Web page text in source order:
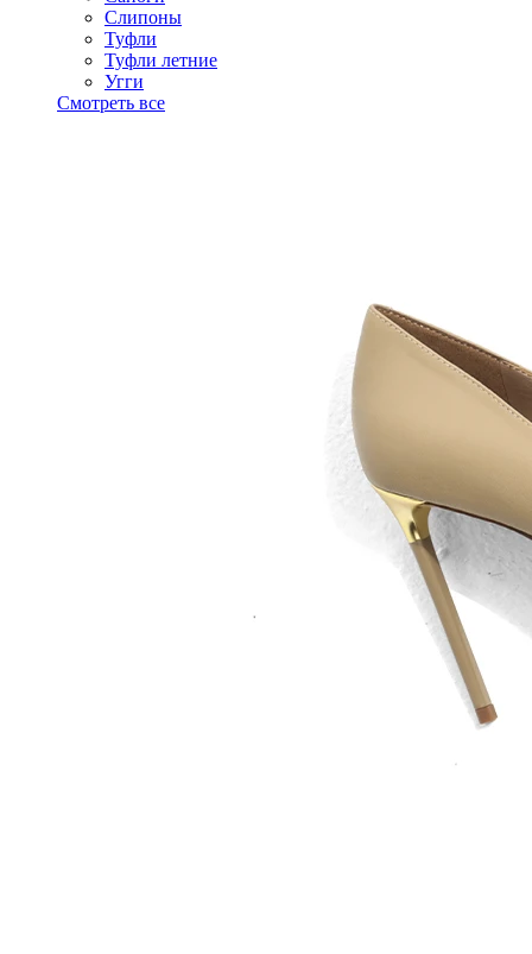
Слипоны
Туфли
Туфли летние
Угги
Смотреть все